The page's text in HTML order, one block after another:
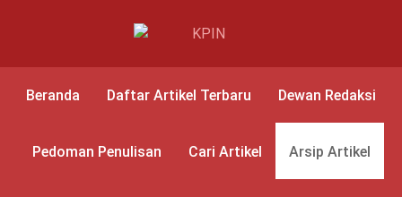
Beranda Daftar Artikel Terbaru Dewan Redaksi
Pedoman Penulisan Cari Artikel Arsip Artikel